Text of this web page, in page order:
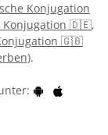
Konjugation
Konjugation 🇩🇪,
🇬🇧
).